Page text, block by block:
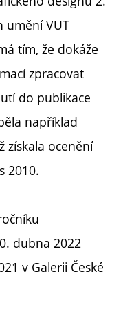
umění VUT
tím, že dokáže
zpracovat
do publikace
například
získala ocenění
2010.
dubna 2022
v Galerii České